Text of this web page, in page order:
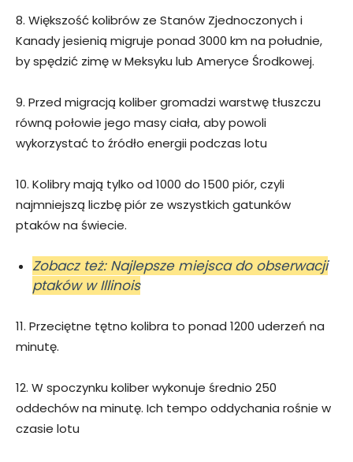
8. Większość kolibrów ze Stanów Zjednoczonych i
Kanady jesienią migruje ponad 3000 km na południe,
by spędzić zimę w Meksyku lub Ameryce Środkowej.
9. Przed migracją koliber gromadzi warstwę tłuszczu
równą połowie jego masy ciała, aby powoli
wykorzystać to źródło energii podczas lotu
10. Kolibry mają tylko od 1000 do 1500 piór, czyli
najmniejszą liczbę piór ze wszystkich gatunków
ptaków na świecie.
Zobacz też: Najlepsze miejsca do obserwacji
ptaków w Illinois
11. Przeciętne tętno kolibra to ponad 1200 uderzeń na
minutę.
12. W spoczynku koliber wykonuje średnio 250
oddechów na minutę. Ich tempo oddychania rośnie w
czasie lotu